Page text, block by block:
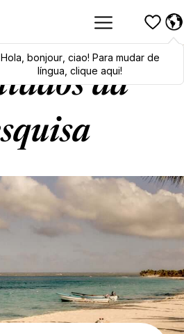
Hola,bonjour,ciao! To switch
languages, click here!
Hola bonjour, ciao! Para mudar de
língua, clique aqui!
da